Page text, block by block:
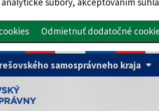
Odmietnuť dodatočné
samosprávneho kraja